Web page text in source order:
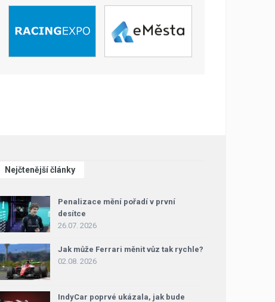
Nejčtenější články
Penalizace mění pořadí v první
desítce
26.07. 2026
Jak může Ferrari měnit vůz tak rychle?
02.08. 2026
IndyCar poprvé ukázala, jak bude